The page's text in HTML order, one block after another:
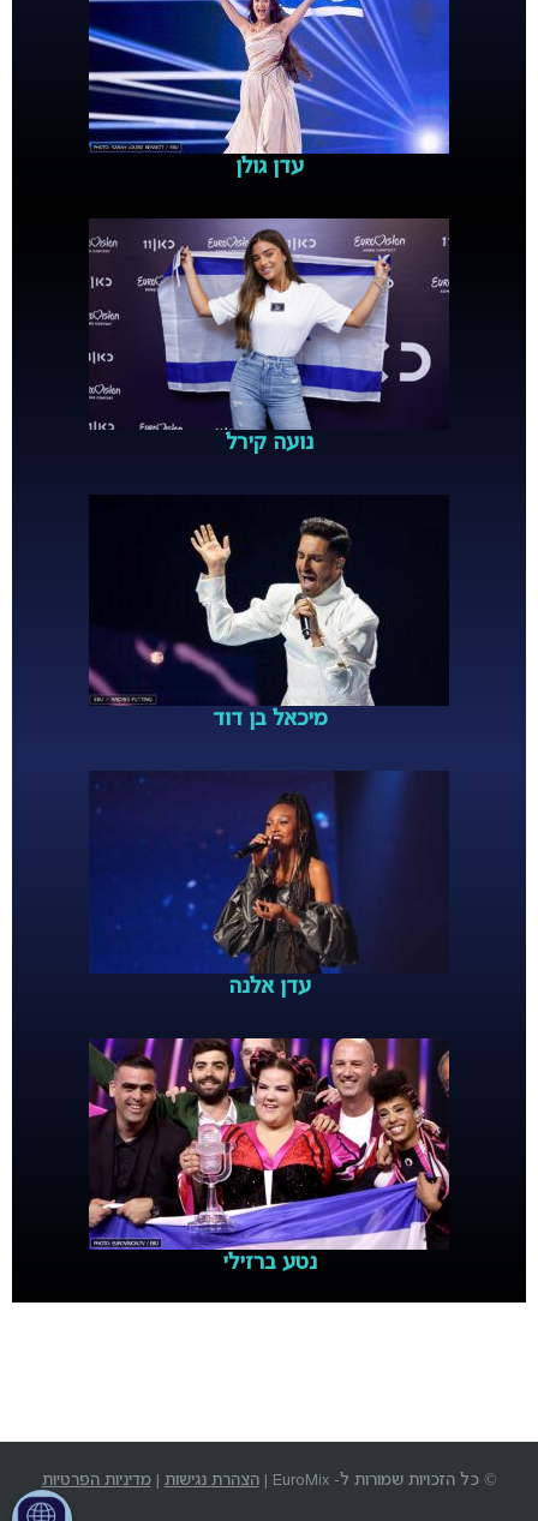
עדן גולן
נועה קירל
מיכאל בן דוד
עדן אלנה
נטע ברזילי
© כל הזכויות שמורות ל- EuroMix | הצהרת נגישות |מדיניות הפרטיות